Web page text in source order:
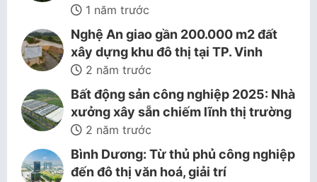
1 năm trước
Nghệ An giao gần 200.000 m2 đất
xây dựng khu đô thị tại TP. Vinh
2 năm trước
Bất động sản công nghiệp 2025: Nhà
xưởng xây sẵn chiếm lĩnh thị trường
2 năm trước
Bình Dương: Từ thủ phủ công nghiệp
đến đô thị văn hoá, giải trí